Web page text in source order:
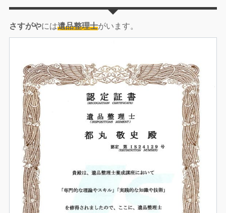
さすがやには遺品整理士がいます。